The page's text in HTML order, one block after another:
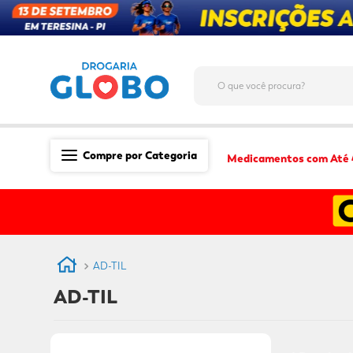
Compre por Categoria
Mãe e Filho
Higiene & Beleza
Medicamentos com Até
AD-TIL
AD-TIL